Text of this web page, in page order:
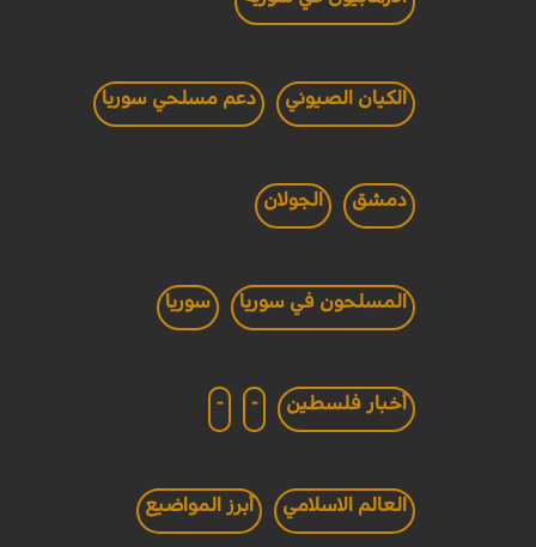
الكيان الصيوني دعم مسلحي سوريا
دمشق الجولان
المسلحون في سوريا سوريا
أخبار فلسطين -
-
العالم الاسلامي أبرز المواضيع